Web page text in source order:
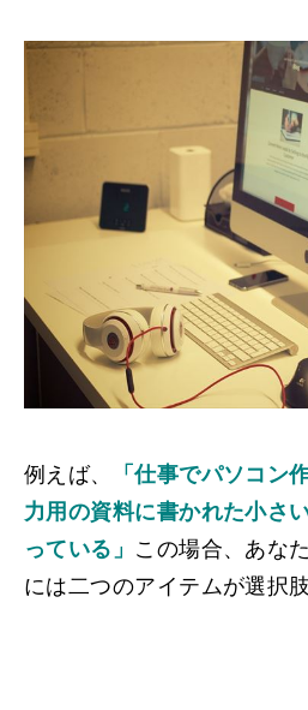
例えば、
「仕事でパソコン
力用の資料に書かれた小さ
っている」 この場合、あな
には二つのアイテムが選択